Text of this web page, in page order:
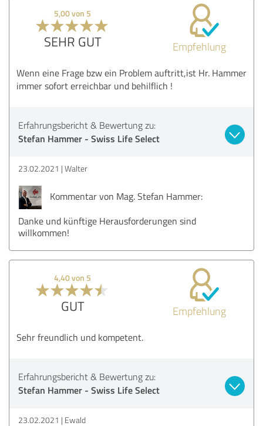
5,00 von 5
SEHR GUT Empfehlung
Wenn eine Frage bzw ein Problem auftritt,ist Hr. Hammer
immer sofort erreichbar und behilflich !
Erfahrungsbericht & Bewertung zu:
Stefan Hammer - Swiss Life Select
23.02.2021 Walter
Kommentar von Mag. Stefan Hammer:
Danke und künftige Herausforderungen sind
willkommen!
4,40 von 5
GUT Empfehlung
Sehr freundlich und kompetent.
Erfahrungsbericht & Bewertung zu:
Stefan Hammer - Swiss Life Select
23.02.2021 Ewald